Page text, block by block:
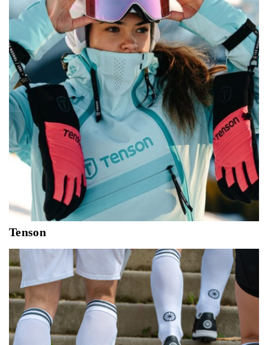
seizoen, graag delen, sensatie zoeken en groeien met
anderen.
design, materials and technology - where function and
style meet. Its brand history is a never-ending voyage of
outdoor adventures.
Tenson